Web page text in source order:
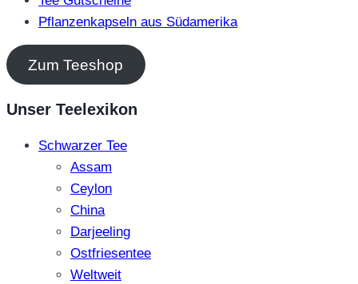
Pflanzenkapseln aus Südamerika
Zum Teeshop
Unser Teelexikon
Schwarzer Tee
Assam
Ceylon
China
Darjeeling
Ostfriesentee
Weltweit